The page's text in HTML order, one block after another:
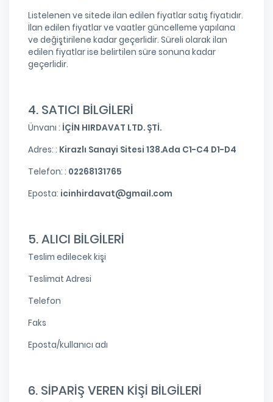
Listelenen ve sitede ilan edilen fiyatlar satış fiyatıdır.
İlan edilen fiyatlar ve vaatler güncelleme yapılana
ve değiştirilene kadar geçerlidir. Süreli olarak ilan
edilen fiyatlar ise belirtilen süre sonuna kadar
geçerlidir.
4. SATICI BİLGİLERİ
Ünvanı : İÇİN HIRDAVAT LTD. ŞTİ.
Adres: : Kirazlı Sanayi Sitesi 138.Ada C1-C4 D1-D4
Telefon: : 02268131765
Eposta: icinhirdavat@gmail.com
5. ALICI BİLGİLERİ
Teslim edilecek kişi
Teslimat Adresi
Telefon
Faks
Eposta/kullanıcı adı
6. SİPARİŞ VEREN KİŞİ BİLGİLERİ